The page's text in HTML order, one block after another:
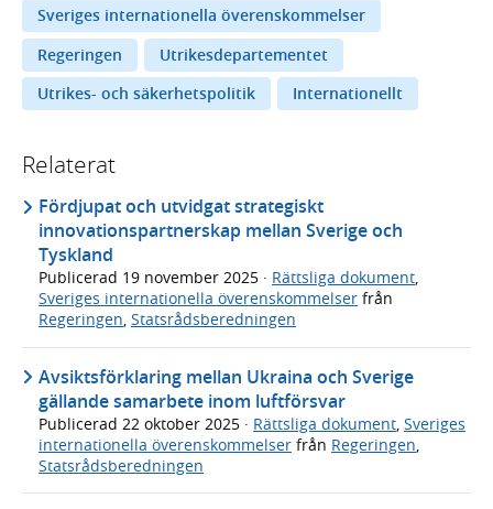
Sveriges internationella överenskommelser
Regeringen
Utrikesdepartementet
Utrikes- och säkerhetspolitik
Internationellt
Relaterat
Fördjupat och utvidgat strategiskt
innovationspartnerskap mellan Sverige och
Tyskland
Publicerad 19 november 2025 · Rättsliga dokument,
Sveriges internationella överenskommelser från
Regeringen, Statsrådsberedningen
Avsiktsförklaring mellan Ukraina och Sverige
gällande samarbete inom luftförsvar
Publicerad 22 oktober 2025 · Rättsliga dokument, Sveriges
internationella överenskommelser från Regeringen,
Statsrådsberedningen